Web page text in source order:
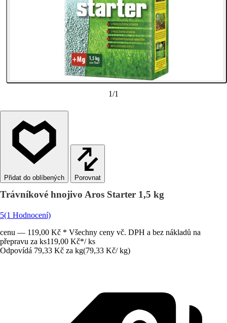
1/1
Porovnat
Trávníkové hnojivo Aros Starter 1,5 kg
5(1 Hodnocení)
cenu — 119,00 Kč * Všechny ceny vč. DPH a bez nákladů na
přepravu za ks119,00 Kč*/ ks
Odpovídá 79,33 Kč za kg(79,33 Kč/ kg)